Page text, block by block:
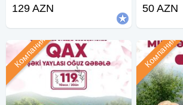
129 AZN 50 AZN
Компания Компания